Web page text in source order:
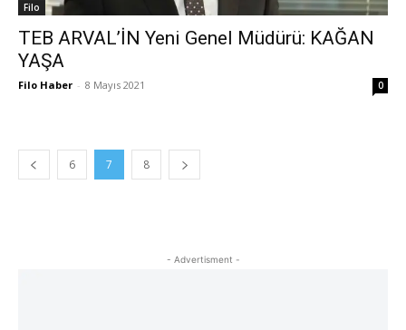
Filo
TEB ARVAL’İN Yeni Genel Müdürü: KAĞAN
YAŞA
Filo Haber - 8 Mayıs 2021 0
6 7 8
- Advertisment -